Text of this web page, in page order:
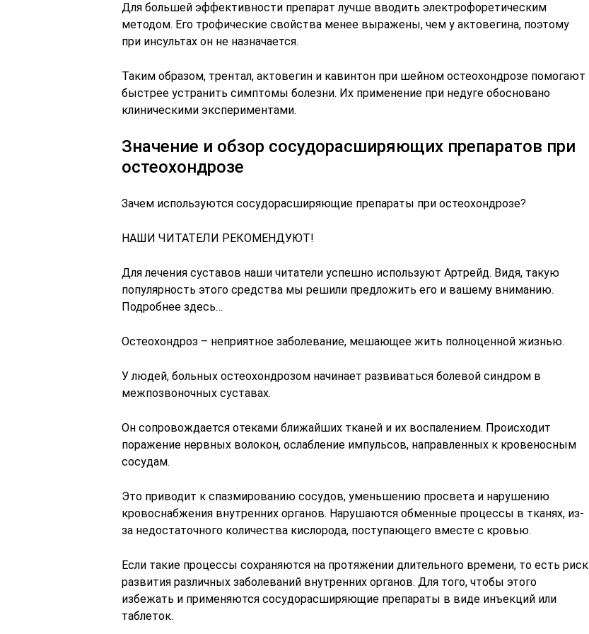
Для большей эффективности препарат лучше вводить электрофоретическим
методом. Его трофические свойства менее выражены, чем у актовегина, поэтому
при инсультах он не назначается.
Таким образом, трентал, актовегин и кавинтон при шейном остеохондрозе помогают
быстрее устранить симптомы болезни. Их применение при недуге обосновано
клиническими экспериментами.
Значение и обзор сосудорасширяющих препаратов при
остеохондрозе
Зачем используются сосудорасширяющие препараты при остеохондрозе?
НАШИ ЧИТАТЕЛИ РЕКОМЕНДУЮТ!
Для лечения суставов наши читатели успешно используют Артрейд. Видя, такую
популярность этого средства мы решили предложить его и вашему вниманию.
Подробнее здесь…
Остеохондроз – неприятное заболевание, мешающее жить полноценной жизнью.
У людей, больных остеохондрозом начинает развиваться болевой синдром в
межпозвоночных суставах.
Он сопровождается отеками ближайших тканей и их воспалением. Происходит
поражение нервных волокон, ослабление импульсов, направленных к кровеносным
сосудам.
Это приводит к спазмированию сосудов, уменьшению просвета и нарушению
кровоснабжения внутренних органов. Нарушаются обменные процессы в тканях, из-
за недостаточного количества кислорода, поступающего вместе с кровью.
Если такие процессы сохраняются на протяжении длительного времени, то есть риск
развития различных заболеваний внутренних органов. Для того, чтобы этого
избежать и применяются сосудорасширяющие препараты в виде инъекций или
таблеток.